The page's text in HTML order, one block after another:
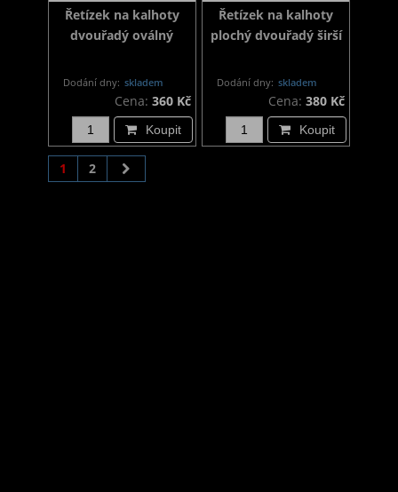
Řetízek na kalhoty
dvouřadý oválný
Dodání dny: skladem
Cena: 360 Kč
Koupit
Řetízek na kalhoty
plochý dvouřadý širší
Dodání dny: skladem
Cena: 380 Kč
Koupit
1 2